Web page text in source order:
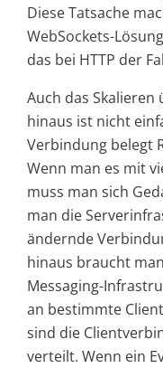
Diese Tatsache
WebSockets-
das bei HTTP der
Auch das
hinaus ist nicht
Verbindung belegt
Wenn man es mit
muss man sich
man die
ändernde
hinaus braucht
Messaging-
an bestimmte
sind die
verteilt. Wenn ein